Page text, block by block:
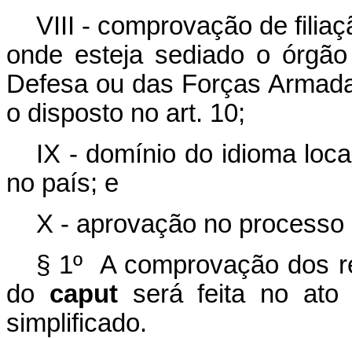
VIII - comprovação de
onde esteja sediado o
Defesa ou das Forças
o disposto no art. 10;
IX - domínio do idioma
no país; e
X - aprovação no
§ 1º A comprovação dos
do caputserá feita no ato
simplificado.